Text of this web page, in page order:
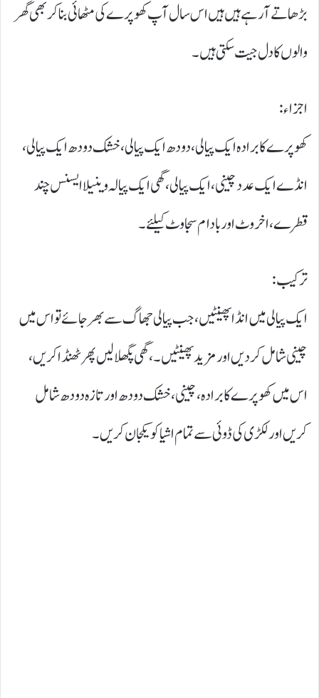
بڑھاتے آرہے ہیں ہیں اس سال آپ کھوپرے کی مٹھائی بناکر بھی گھر
والوں کا دل جیت سکتی ہیں۔
اجزاء:
کھوپرے کا برادہ ایک پیالی، دودھ ایک پیالی، خشک دودھ ایک پیالی،
انڈے ایک عدد چینی، ایک پیالی، گھی ایک پیالہ وینیلا ایسنس چند
قطرے، اخروٹ اور بادام سجاوٹ کیلئے۔
ترکیب:
ایک پیالی میں انڈا پھینٹیں، جب پیالی جھاگ سے بھرجائے تو اس میں
چینی شامل کردیں اور مزید پھینٹیں۔،گھی پگھلا لیں پھرٹھنڈا کریں،
اس میں کھوپرے کا برادہ، چینی، خشک دودھ اور تازہ دودھ شامل
کریں اور لکڑی کی ڈوئی سے تمام اشیاکو یکجان کریں۔